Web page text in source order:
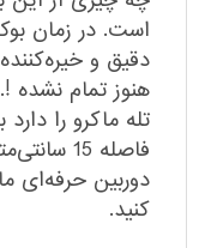
است. در زمان
دقیق و
هنوز تمام نشده
تله ماکرو را
فاصله
دوربین حرفه‌ای
کنید.